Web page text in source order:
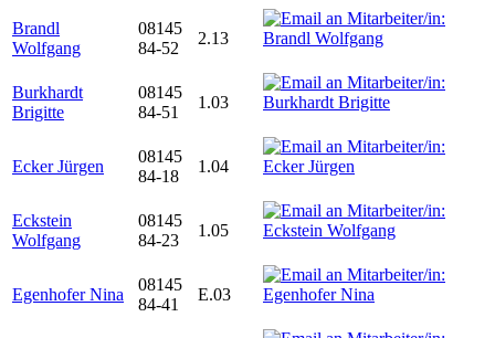
Brandl
Wolfgang
08145
84-52
2.13
Burkhardt
Brigitte
08145
84-51
1.03
Ecker Jürgen
08145
84-18
1.04
Eckstein
Wolfgang
08145
84-23
1.05
Egenhofer Nina
08145
84-41
E.03